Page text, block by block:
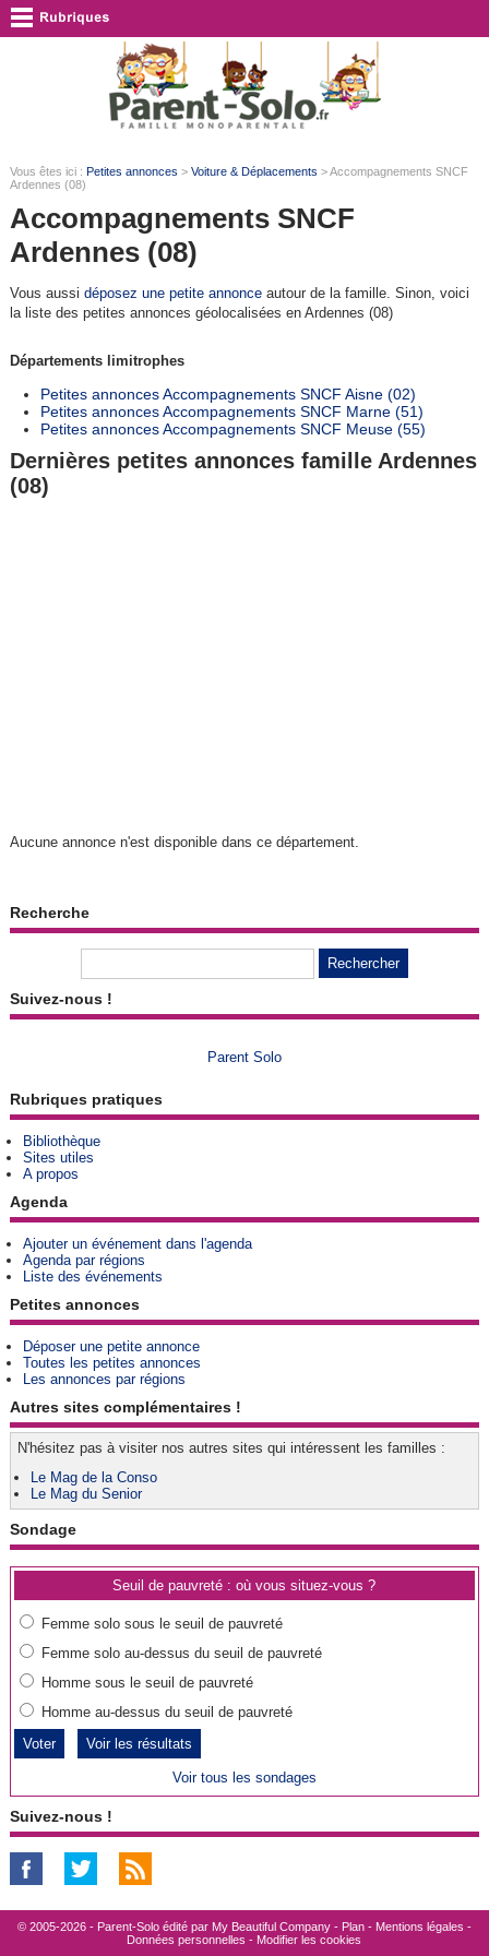
Vous êtes ici : Petites annonces > Voiture & Déplacements > Accompagnements SNCF
Ardennes (08)
Accompagnements SNCF
Ardennes (08)
Vous aussi déposez une petite annonceautour de la famille. Sinon, voici
la liste des petites annonces géolocalisées en Ardennes (08)
Départements limitrophes
Petites annonces Accompagnements SNCF Aisne (02)
Petites annonces Accompagnements SNCF Marne (51)
Petites annonces Accompagnements SNCF Meuse (55)
Dernières petites annonces famille Ardennes
(08)
Aucune annonce n'est disponible dans ce département.
Recherche
Suivez-nous !
Parent Solo
Rubriques pratiques
Bibliothèque
Sites utiles
A propos
Agenda
Ajouter un événement dans l'agenda
Agenda par régions
Liste des événements
Petites annonces
Déposer une petite annonce
Toutes les petites annonces
Les annonces par régions
Autres sites complémentaires !
N'hésitez pas à visiter nos autres sites qui intéressent les familles :
Le Mag de la Conso
Le Mag du Senior
Sondage
Seuil de pauvreté : où vous situez-vous ?
Femme solo sous le seuil de pauvreté
Femme solo au-dessus du seuil de pauvreté
Homme sous le seuil de pauvreté
Homme au-dessus du seuil de pauvreté
Voir les résultats
Voir tous les sondages
Suivez-nous !
© 2005-2026 - Parent-Solo édité par My Beautiful Company- Plan- Mentions légales -
Données personnelles - Modifier les cookies